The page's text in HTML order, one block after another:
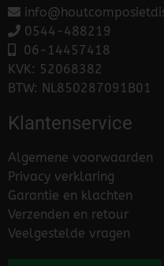
0544-488219
06- 14457418
KVK: 52068382
BTW: NL850287091B01
Klantenservice
Algemene voorwaarden
Privacy verklaring
Garantie en klachten
Verzenden en retour
Veelgestelde vragen